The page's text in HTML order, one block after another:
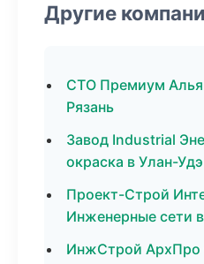
Другие
СТО Премиум
Рязань
Завод Industrial
окраска в Улан-Удэ
Проект-Строй
Инженерные сети
ИнжСтрой АрхПро